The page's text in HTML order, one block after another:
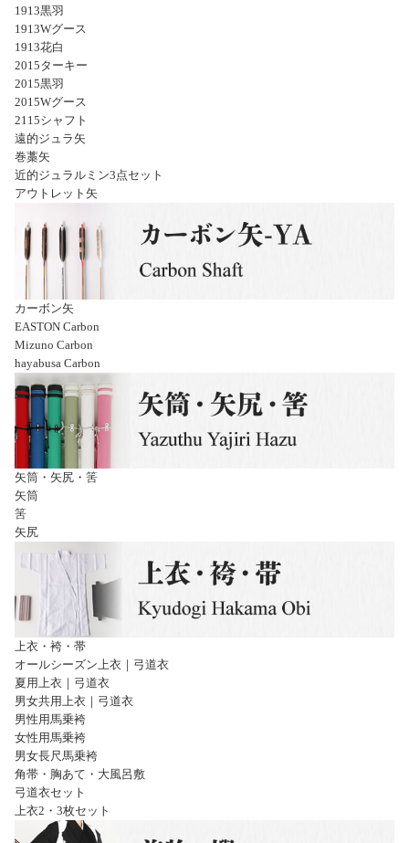
1913黒羽
1913Wグース
1913花白
2015ターキー
2015黒羽
2015Wグース
2115シャフト
遠的ジュラ矢
巻藁矢
近的ジュラルミン3点セット
アウトレット矢
カーボン矢
EASTON Carbon
Mizuno Carbon
hayabusa Carbon
矢筒・矢尻・筈
矢筒
筈
矢尻
上衣・袴・帯
オールシーズン上衣｜弓道衣
夏用上衣｜弓道衣
男女共用上衣｜弓道衣
男性用馬乗袴
女性用馬乗袴
男女長尺馬乗袴
角帯・胸あて・大風呂敷
弓道衣セット
上衣2・3枚セット